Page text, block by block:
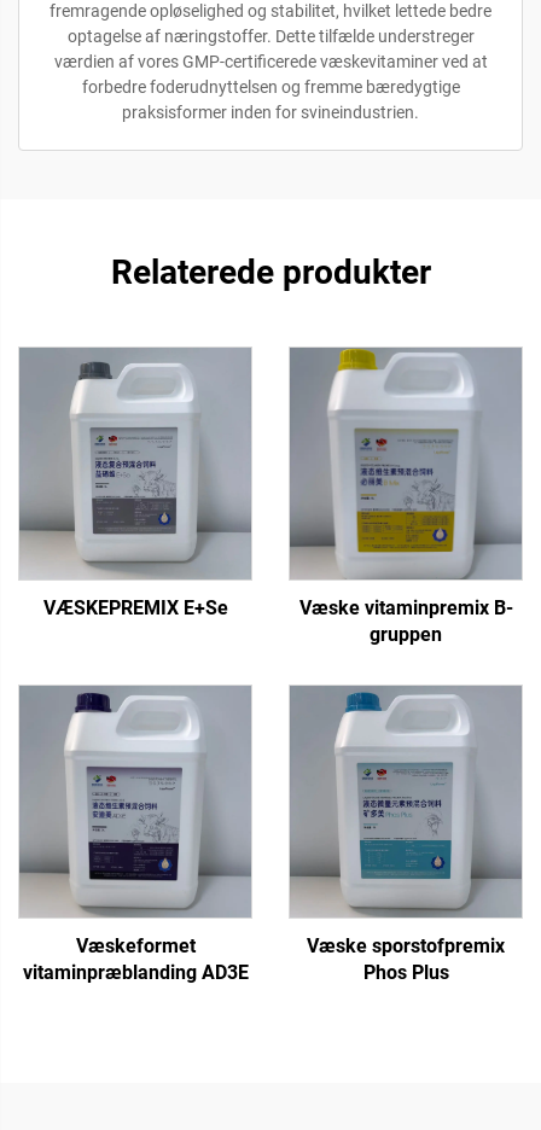
fremragende opløselighed og stabilitet, hvilket lettede bedre
optagelse af næringstoffer. Dette tilfælde understreger
værdien af vores GMP-certificerede væskevitaminer ved at
forbedre foderudnyttelsen og fremme bæredygtige
praksisformer inden for svineindustrien.
Relaterede produkter
VÆSKEPREMIX E+Se
Væske vitaminpremix B-
gruppen
Væskeformet
vitaminpræblanding AD3E
Væske sporstofpremix
Phos Plus